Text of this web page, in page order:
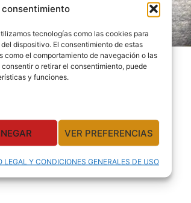
tecnologías como las cookies para
dispositivo. El consentimiento de estas
como el comportamiento de navegación o las
o retirar el consentimiento, puede
y funciones.
VER PREFERENCIAS
LEGAL Y CONDICIONES GENERALES DE USO